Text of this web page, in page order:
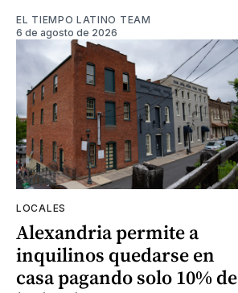
EL TIEMPO LATINO TEAM
6 de agosto de 2026
LOCALES
Alexandria permite a
inquilinos quedarse en
casa pagando solo 10% de